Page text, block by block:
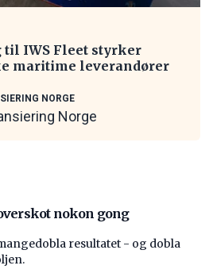
IWS Fleet styrker
maritime leverandører
NORGE
Norge
nokon gong
resultatet - og dobla